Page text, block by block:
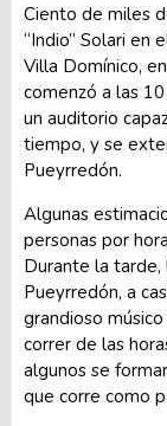
Ciento de miles
“Indio” Solari en
Villa Domínico,
comenzó a las
un auditorio
tiempo, y se
Pueyrredón.
Algunas
personas por
Durante la
Pueyrredón, a
grandioso
correr de las
algunos se
que corre como